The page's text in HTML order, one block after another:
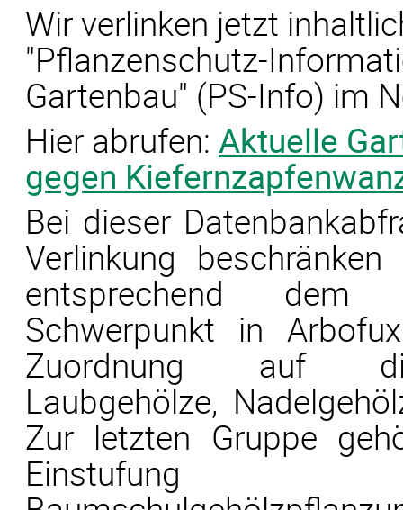
Wir verlinken jetzt
"Pflanzenschutz-
Gartenbau" (PS-Info) im
Hier abrufen: Aktuelle
gegen
Bei dieser
Verlinkung
entsprechend dem
Schwerpunkt in
Zuordnung auf
Laubgehölze,
Zur letzten Gruppe